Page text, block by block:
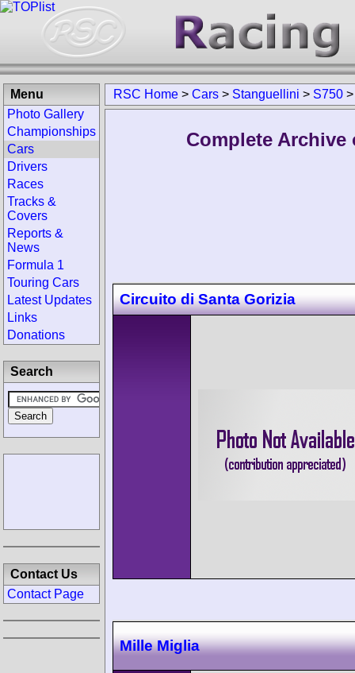
RSC Home > Cars > Stanguellini > S750 >
Complete Archive
Circuito di Santa Gorizia
Mille Miglia
Menu
Photo Gallery
Championships
Cars
Drivers
Races
Tracks &
Covers
Reports &
News
Formula 1
Touring Cars
Latest Updates
Links
Donations
Search
Contact Us
Contact Page